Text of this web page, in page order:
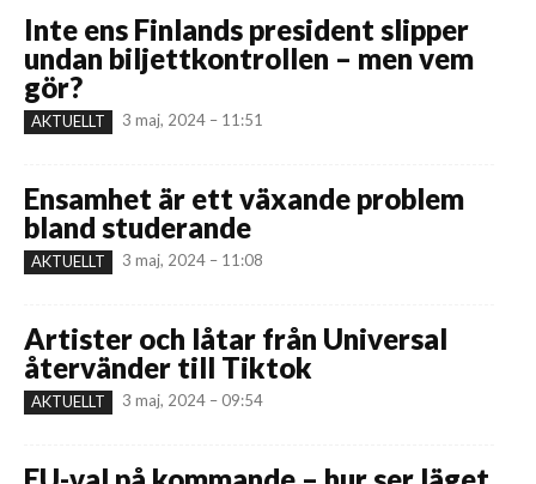
Inte ens Finlands president slipper
undan biljettkontrollen – men vem
gör?
AKTUELLT 3 maj, 2024 – 11:51
Ensamhet är ett växande problem
bland studerande
AKTUELLT 3 maj, 2024 – 11:08
Artister och låtar från Universal
återvänder till Tiktok
AKTUELLT 3 maj, 2024 – 09:54